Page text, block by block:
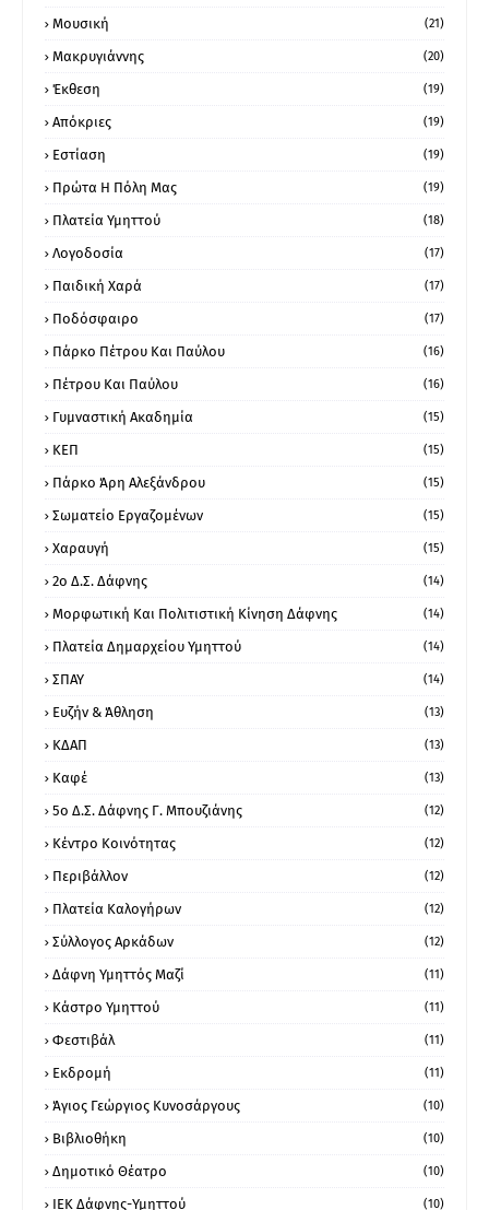
Μουσική (21)
Μακρυγιάννης (20)
Έκθεση (19)
Απόκριες (19)
Εστίαση (19)
Πρώτα Η Πόλη Μας (19)
Πλατεία Υμηττού (18)
Λογοδοσία (17)
Παιδική Χαρά (17)
Ποδόσφαιρο (17)
Πάρκο Πέτρου Και Παύλου (16)
Πέτρου Και Παύλου (16)
Γυμναστική Ακαδημία (15)
ΚΕΠ (15)
Πάρκο Άρη Αλεξάνδρου (15)
Σωματείο Εργαζομένων (15)
Χαραυγή (15)
2ο Δ.Σ. Δάφνης (14)
Μορφωτική Και Πολιτιστική Κίνηση Δάφνης (14)
Πλατεία Δημαρχείου Υμηττού (14)
ΣΠΑΥ (14)
Ευζήν & Άθληση (13)
ΚΔΑΠ (13)
Καφέ (13)
5ο Δ.Σ. Δάφνης Γ. Μπουζιάνης (12)
Κέντρο Κοινότητας (12)
Περιβάλλον (12)
Πλατεία Καλογήρων (12)
Σύλλογος Αρκάδων (12)
Δάφνη Υμηττός Μαζί (11)
Κάστρο Υμηττού (11)
Φεστιβάλ (11)
Εκδρομή (11)
Άγιος Γεώργιος Κυνοσάργους (10)
Βιβλιοθήκη (10)
Δημοτικό Θέατρο (10)
ΙΕΚ Δάφνης-Υμηττού (10)